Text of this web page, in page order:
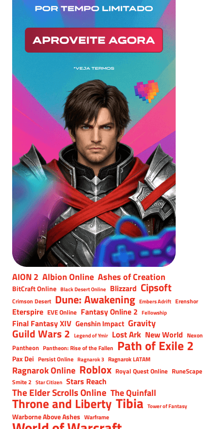
AION 2 Albion Online Ashes of Creation
BitCraft Online Black Desert Online Blizzard Cipsoft
Crimson Desert Dune: Awakening Embers Adrift Erenshor
Eterspire EVE Online Fantasy Online 2 Fellowship
Final Fantasy XIV Genshin Impact Gravity
Guild Wars 2 Legend of Ymir Lost Ark New World Nexon
Pantheon Pantheon: Rise of the Fallen Path of Exile 2
Pax Dei Persist Online Ragnarok 3 Ragnarok LATAM
Ragnarok Online Roblox Royal Quest Online RuneScape
Smite 2 Star Citizen Stars Reach
The Elder Scrolls Online The Quinfall
Throne and Liberty Tibia Tower of Fantasy
Warborne Above Ashes Warframe